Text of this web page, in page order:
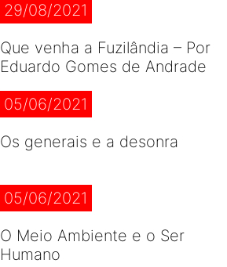
29/08/2021
Que venha a Fuzilândia – Por
Eduardo Gomes de Andrade
05/06/2021
Os generais e a desonra
05/06/2021
O Meio Ambiente e o Ser
Humano